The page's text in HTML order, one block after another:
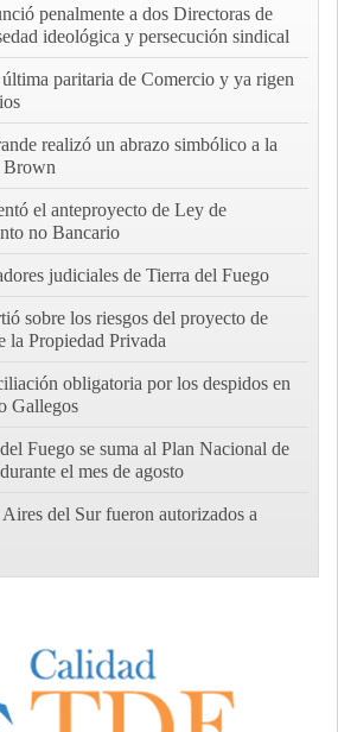
penalmente a dos Directoras de
ideológica y persecución sindical
paritaria de Comercio y ya rigen
realizó un abrazo simbólico a la
Brown
el anteproyecto de Ley de
no Bancario
judiciales de Tierra del Fuego
sobre los riesgos del proyecto de
la Propiedad Privada
obligatoria por los despidos en
Gallegos
Fuego se suma al Plan Nacional de
el mes de agosto
del Sur fueron autorizados a